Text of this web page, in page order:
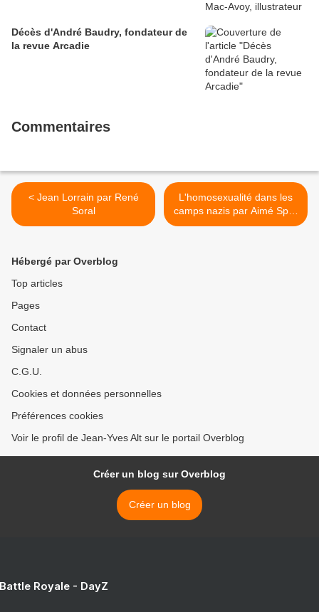
Décès d'André Baudry, fondateur de
la revue Arcadie
Commentaires
< Jean Lorrain par René
Soral
L'homosexualité dans les
camps nazis par Aimé Spitz
>
Hébergé par Overblog
Top articles
Pages
Contact
Signaler un abus
C.G.U.
Cookies et données personnelles
Préférences cookies
Voir le profil de Jean-Yves Alt sur le portail Overblog
Créer un blog sur Overblog
Créer un blog
Royale - DayZ